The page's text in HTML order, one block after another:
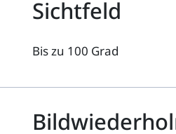
Sichtfeld
Bis zu 100 Grad